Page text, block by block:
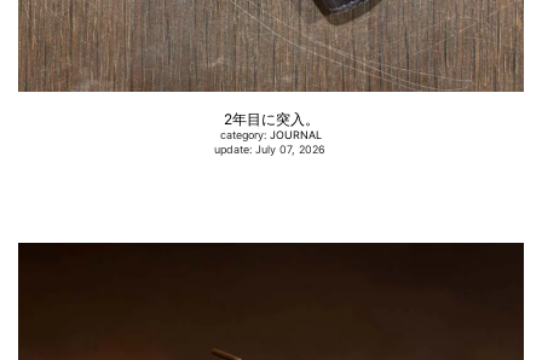
2年目に突入。
category: JOURNAL
update: July 07, 2026